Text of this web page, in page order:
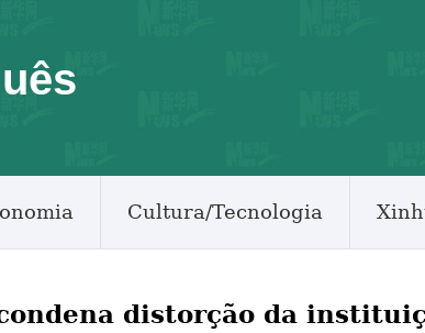
Cultura/Tecnologia
distorção da